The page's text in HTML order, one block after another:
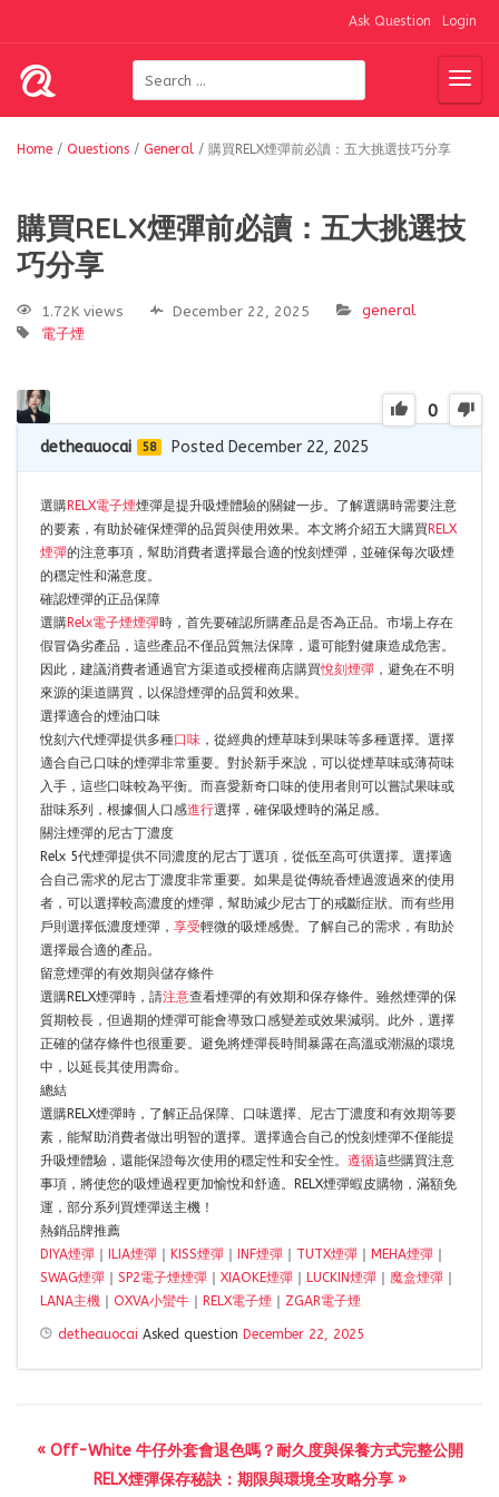
Ask Question Login
Home / Questions / General / 購買RELX煙彈前必讀：五大挑選技巧分享
購買RELX煙彈前必讀：五大挑選技
巧分享
1.72K views December 22, 2025
general
電子煙
0
detheauocai 58 Posted December 22, 2025
選購RELX電子煙煙彈是提升吸煙體驗的關鍵一步。了解選購時需要注意
的要素，有助於確保煙彈的品質與使用效果。本文將介紹五大購買 RELX
煙彈的注意事項，幫助消費者選擇最合適的悅刻煙彈，並確保每次吸煙
的穩定性和滿意度。
確認煙彈的正品保障
選購Relx電子煙煙彈時，首先要確認所購產品是否為正品。市場上存在
假冒偽劣產品，這些產品不僅品質無法保障，還可能對健康造成危害。
因此，建議消費者通過官方渠道或授權商店購買悅刻煙彈 ，避免在不明
來源的渠道購買，以保證煙彈的品質和效果。
選擇適合的煙油口味
悅刻六代煙彈提供多種口味 ，從經典的煙草味到果味等多種選擇。選擇
適合自己口味的煙彈非常重要。對於新手來說，可以從煙草味或薄荷味
入手，這些口味較為平衡。而喜愛新奇口味的使用者則可以嘗試果味或
甜味系列，根據個人口感進行選擇，確保吸煙時的滿足感。
關注煙彈的尼古丁濃度
Relx 5代煙彈提供不同濃度的尼古丁選項，從低至高可供選擇。選擇適
合自己需求的尼古丁濃度非常重要。如果是從傳統香煙過渡過來的使用
者，可以選擇較高濃度的煙彈，幫助減少尼古丁的戒斷症狀。而有些用
戶則選擇低濃度煙彈， 享受輕微的吸煙感覺。了解自己的需求，有助於
選擇最合適的產品。
留意煙彈的有效期與儲存條件
選購RELX煙彈時，請注意查看煙彈的有效期和保存條件。雖然煙彈的保
質期較長，但過期的煙彈可能會導致口感變差或效果減弱。此外，選擇
正確的儲存條件也很重要。避免將煙彈長時間暴露在高溫或潮濕的環境
中，以延長其使用壽命。
總結
選購RELX煙彈時，了解正品保障、口味選擇、尼古丁濃度和有效期等要
素，能幫助消費者做出明智的選擇。選擇適合自己的悅刻煙彈不僅能提
升吸煙體驗，還能保證每次使用的穩定性和安全性。 遵循這些購買注意
事項，將使您的吸煙過程更加愉悅和舒適。RELX煙彈蝦皮購物，滿額免
運，部分系列買煙彈送主機！
熱銷品牌推薦
DIYA煙彈
ILIA煙彈 KISS煙彈 INF煙彈 TUTX煙彈 MEHA煙彈
SWAG煙彈
SP2電子煙煙彈 XIAOKE煙彈 LUCKIN煙彈 魔盒煙彈
LANA主機
OXVA小蠻牛 RELX電子煙 ZGAR電子煙
detheauocai Asked question December 22, 2025
« Off-White 牛仔外套會退色嗎？耐久度與保養方式完整公開
RELX煙彈保存秘訣：期限與環境全攻略分享 »